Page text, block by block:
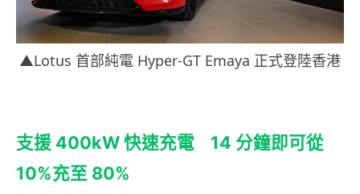
▲Lotus 首部純電 Hyper-GT Emaya 正式登陸香港
支援 400kW 快速充電 14 分鐘即可從
10%充至 80%